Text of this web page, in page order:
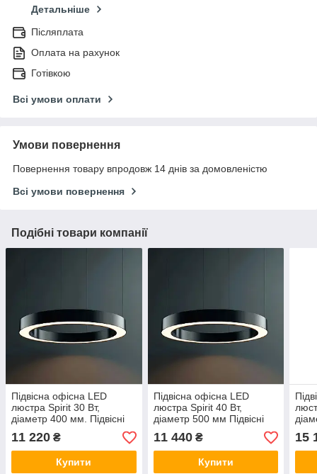
Детальніше
Післяплата
Оплата на рахунок
Готівкою
Всі умови оплати
Умови повернення
Повернення товару впродовж 14 днів за домовленістю
Всі умови повернення
Подібні товари компанії
Підвісна офісна LED
люстра Spirit 30 Вт,
діаметр 400 мм. Підвісні
офісу, магазину
11 220 ₴
Купити
Підвісна офісна LED
люстра Spirit 40 Вт,
діаметр 500 мм Підвісні
офісу, магазину
11 440₴
Купити
15